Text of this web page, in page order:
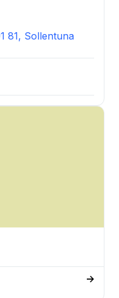
81, Sollentuna